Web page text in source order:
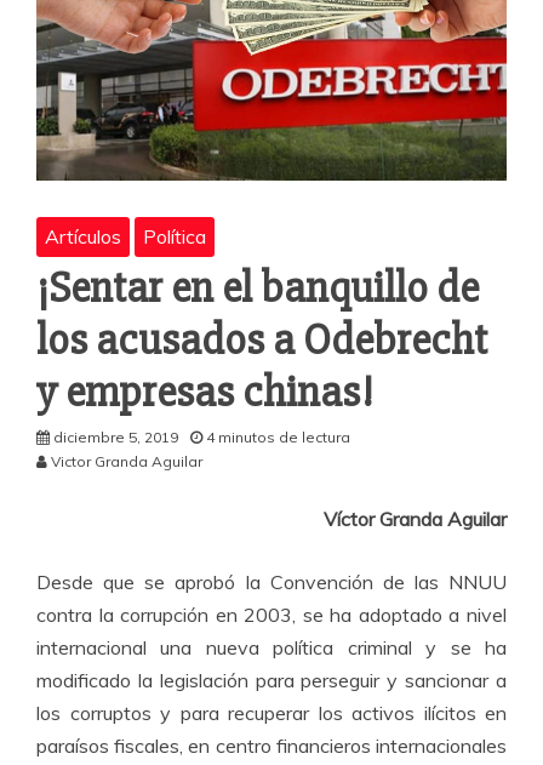
Artículos Política
¡Sentar en el banquillo de
los acusados a Odebrecht
y empresas chinas!
diciembre 5, 2019
4 minutos de lectura
Victor Granda Aguilar
Víctor Granda Aguilar
Desde que se aprobó la Convención de las NNUU
contra la corrupción en 2003, se ha adoptado a nivel
internacional una nueva política criminal y se ha
modificado la legislación para perseguir y sancionar a
los corruptos y para recuperar los activos ilícitos en
paraísos fiscales, en centro financieros internacionales